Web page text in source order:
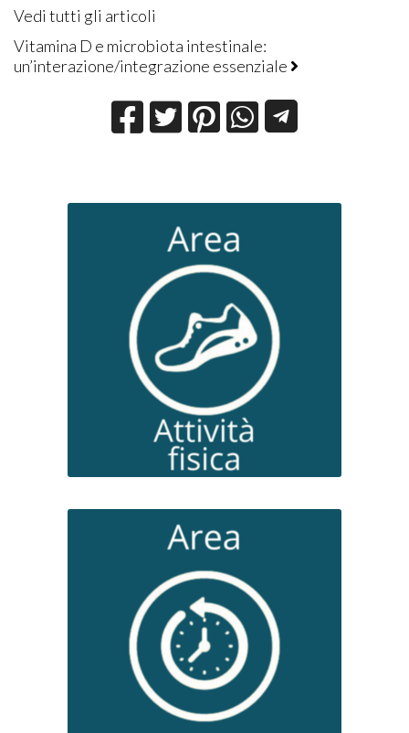
Vedi tutti gli articoli
Vitamina D e microbiota intestinale:
un’interazione/integrazione essenziale